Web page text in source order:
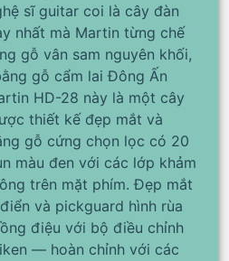
sĩ guitar coi là cây đàn
nhất mà Martin từng chế
gỗ vân sam nguyên khối,
gỗ cẩm lai Đông Ấn
HD-28 này là một cây
thiết kế đẹp mắt và
gỗ cứng chọn lọc có 20
màu đen với các lớp khảm
trên mặt phím. Đẹp mắt
và pickguard hình rùa
điệu với bộ điều chỉnh
— hoàn chỉnh với các